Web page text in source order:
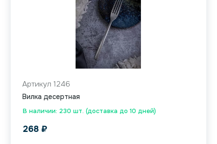
В наличии: 230 шт. (доставка до 10 дней)
Артикул 1246
Вилка десертная
268 ₽